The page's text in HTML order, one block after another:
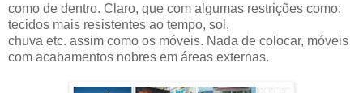
como de dentro. Claro, que com algumas restrições como:
tecidos mais resistentes ao tempo, sol,
chuva etc. assim como os móveis. Nada de colocar, móveis
com acabamentos nobres em áreas externas.